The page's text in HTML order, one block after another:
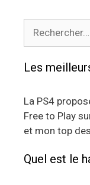
Les
La PS4
Free to Play
et mon top
Quel est le